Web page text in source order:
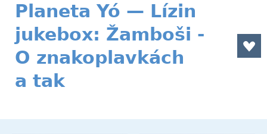
Planeta Yó — Lízin
jukebox: Žamboši -
O znakoplavkách
a tak